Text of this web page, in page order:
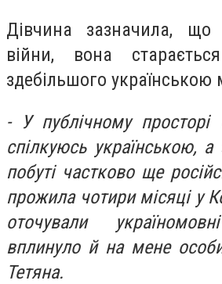
Дівчина зазначила, що
війни, вона
здебільшого
- У публічному
спілкуюсь українською,
побуті частково ще
прожила чотири місяці у
оточували
вплинуло й на мене
Тетяна.